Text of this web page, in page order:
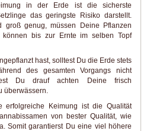
in der Erde ist die sicherste
das geringste Risiko darstellt.
groß genug, müssen Deine Pflanzen
können bis zur Ernte im selben Topf
hast, solltest Du die Erde stets
des gesamten Vorgangs nicht
Du drauf achten Deine frisch
überwässern.
erfolgreiche Keimung ist die Qualität
von bester Qualität, wie
Somit garantierst Du eine viel höhere